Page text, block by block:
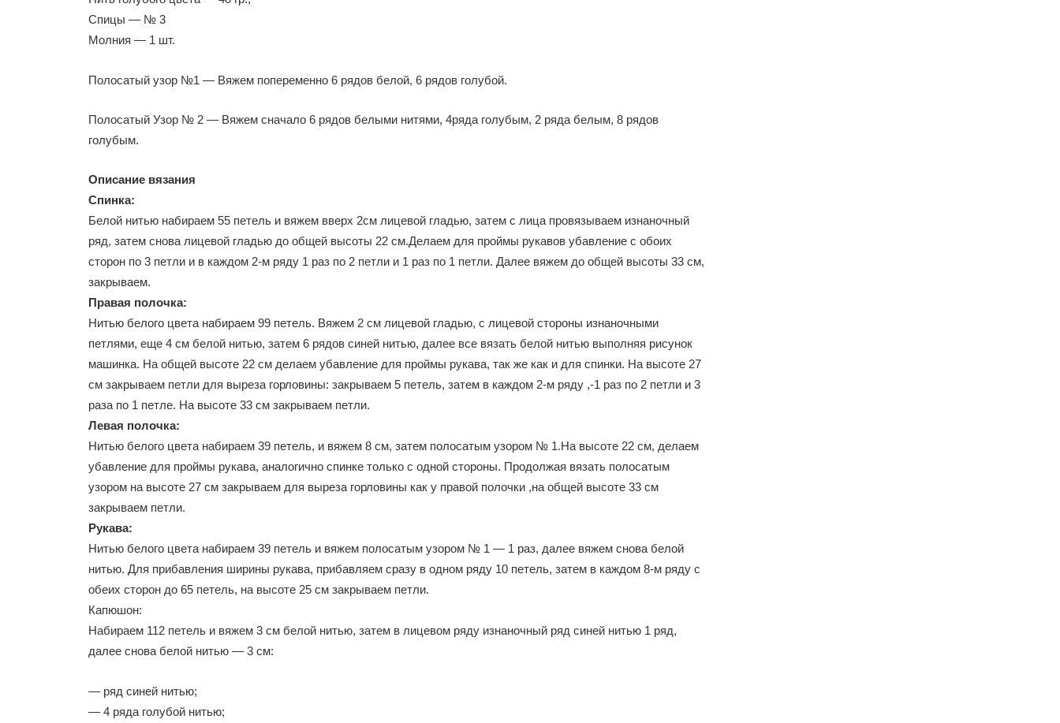
Спицы — № 3
Молния — 1 шт.
Полосатый узор №1 — Вяжем попеременно 6 рядов белой, 6 рядов голубой.
Полосатый Узор № 2 — Вяжем сначало 6 рядов белыми нитями, 4ряда голубым, 2 ряда белым, 8 рядов
голубым.
Описание вязания
Спинка:
Белой нитью набираем 55 петель и вяжем вверх 2см лицевой гладью, затем с лица провязываем изнаночный
ряд, затем снова лицевой гладью до общей высоты 22 см.Делаем для проймы рукавов убавление с обоих
сторон по 3 петли и в каждом 2-м ряду 1 раз по 2 петли и 1 раз по 1 петли. Далее вяжем до общей высоты 33 см,
закрываем.
Правая полочка:
Нитью белого цвета набираем 99 петель. Вяжем 2 см лицевой гладью, с лицевой стороны изнаночными
петлями, еще 4 см белой нитью, затем 6 рядов синей нитью, далее все вязать белой нитью выполняя рисунок
машинка. На общей высоте 22 см делаем убавление для проймы рукава, так же как и для спинки. На высоте 27
см закрываем петли для выреза горловины: закрываем 5 петель, затем в каждом 2-м ряду ,-1 раз по 2 петли и 3
раза по 1 петле. На высоте 33 см закрываем петли.
Левая полочка:
Нитью белого цвета набираем 39 петель, и вяжем 8 см, затем полосатым узором № 1.На высоте 22 см, делаем
убавление для проймы рукава, аналогично спинке только с одной стороны. Продолжая вязать полосатым
узором на высоте 27 см закрываем для выреза горловины как у правой полочки ,на общей высоте 33 см
закрываем петли.
Рукава:
Нитью белого цвета набираем 39 петель и вяжем полосатым узором № 1 — 1 раз, далее вяжем снова белой
нитью. Для прибавления ширины рукава, прибавляем сразу в одном ряду 10 петель, затем в каждом 8-м ряду с
обеих сторон до 65 петель, на высоте 25 см закрываем петли.
Капюшон:
Набираем 112 петель и вяжем 3 см белой нитью, затем в лицевом ряду изнаночный ряд синей нитью 1 ряд,
далее снова белой нитью — 3 см:
— ряд синей нитью;
— 4 ряда голубой нитью;